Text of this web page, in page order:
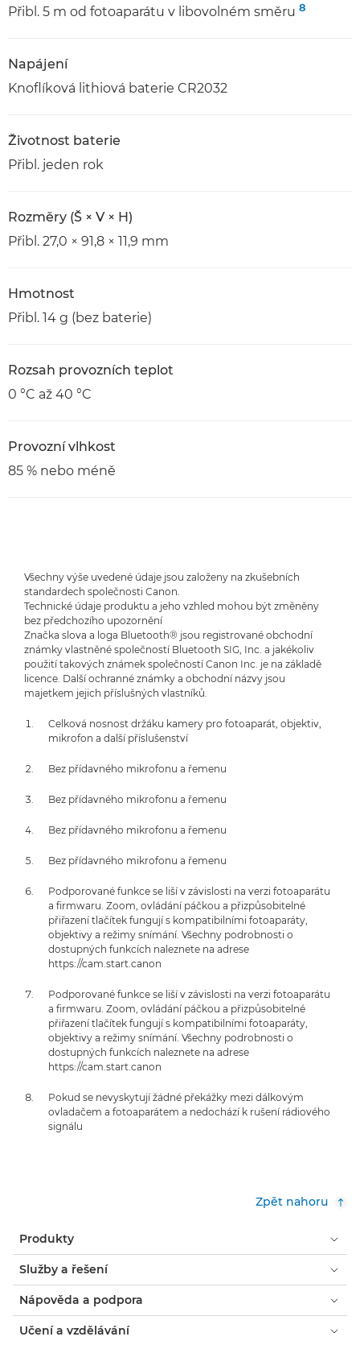
Přibl. 5 m od fotoaparátu v libovolném směru 8
Napájení
Knoflíková lithiová baterie CR2032
Životnost baterie
Přibl. jeden rok
Rozměry (Š × V × H)
Přibl. 27,0 × 91,8 × 11,9 mm
Hmotnost
Přibl. 14 g (bez baterie)
Rozsah provozních teplot
0 °C až 40 °C
Provozní vlhkost
85 % nebo méně
Všechny výše uvedené údaje jsou založeny na zkušebních
standardech společnosti Canon.
Technické údaje produktu a jeho vzhled mohou být změněny
bez předchozího upozornění
Značka slova a loga Bluetooth® jsou registrované obchodní
známky vlastněné společností Bluetooth SIG, Inc. a jakékoliv
použití takových známek společností Canon Inc. je na základě
licence. Další ochranné známky a obchodní názvy jsou
majetkem jejich příslušných vlastníků.
Celková nosnost držáku kamery pro fotoaparát, objektiv,
mikrofon a další příslušenství
Bez přídavného mikrofonu a řemenu
Bez přídavného mikrofonu a řemenu
Bez přídavného mikrofonu a řemenu
Bez přídavného mikrofonu a řemenu
Podporované funkce se liší v závislosti na verzi fotoaparátu
a firmwaru. Zoom, ovládání páčkou a přizpůsobitelné
přiřazení tlačítek fungují s kompatibilními fotoaparáty,
objektivy a režimy snímání. Všechny podrobnosti o
dostupných funkcích naleznete na adrese
https://cam.start.canon
Podporované funkce se liší v závislosti na verzi fotoaparátu
a firmwaru. Zoom, ovládání páčkou a přizpůsobitelné
přiřazení tlačítek fungují s kompatibilními fotoaparáty,
objektivy a režimy snímání. Všechny podrobnosti o
dostupných funkcích naleznete na adrese
https://cam.start.canon
Pokud se nevyskytují žádné překážky mezi dálkovým
ovladačem a fotoaparátem a nedochází k rušení rádiového
signálu
Zpět nahoru
Produkty
Služby a řešení
Nápověda a podpora
Učení a vzdělávání